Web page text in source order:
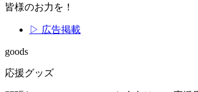
皆様のお力を！
▷ 広告掲載
goods
応援グッズ